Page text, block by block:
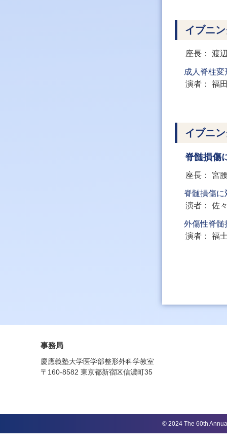
イブニ
座長 渡
成人脊柱
演者
福
イブニ
脊髄損傷
座長 宮
脊髄損傷
演者
佐
外傷性脊髄
演者
福
事務局
慶應義塾大学医学部整形外科学教室
〒160-8582 東京都新宿区信濃町35
© 2024 The 60th